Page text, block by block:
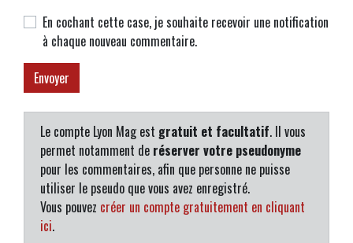
En cochant cette case, je souhaite recevoir une notification
à chaque nouveau commentaire.
Le compte Lyon Mag est gratuit et facultatif. Il vous
permet notamment de réserver votre pseudonyme
pour les commentaires, afin que personne ne puisse
utiliser le pseudo que vous avez enregistré.
Vous pouvez créer un compte gratuitement en cliquant
ici.